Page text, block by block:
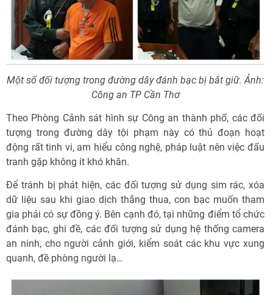
Một số đối tượng trong đường dây đánh bạc bị bắt giữ. Ảnh:
Công an TP Cần Thơ
Theo Phòng Cảnh sát hình sự Công an thành phố, các đối
tượng trong đường dây tội phạm này có thủ đoạn hoạt
động rất tinh vi, am hiểu công nghệ, pháp luật nên việc đấu
tranh gặp không ít khó khăn.
Để tránh bị phát hiện, các đối tượng sử dụng sim rác, xóa
dữ liệu sau khi giao dịch thắng thua, con bạc muốn tham
gia phải có sự đồng ý. Bên cạnh đó, tại những điểm tổ chức
đánh bạc, ghi đề, các đối tượng sử dụng hệ thống camera
an ninh, cho người cảnh giới, kiểm soát các khu vực xung
quanh, đề phòng người lạ…